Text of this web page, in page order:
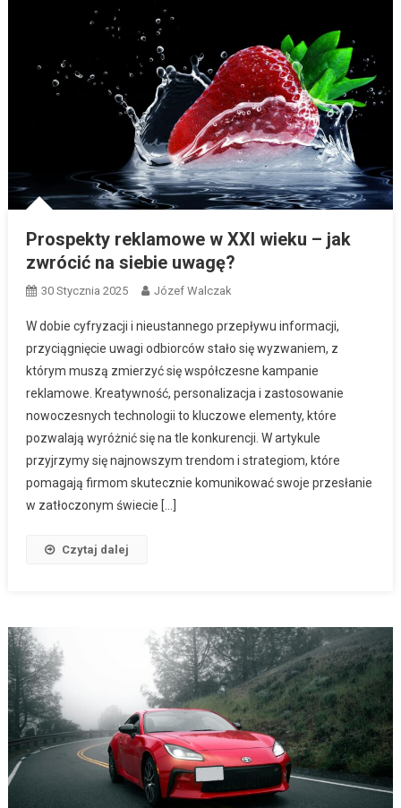
Prospekty reklamowe w XXI wieku – jak
zwrócić na siebie uwagę?
30 Stycznia 2025 Józef Walczak
W dobie cyfryzacji i nieustannego przepływu informacji,
przyciągnięcie uwagi odbiorców stało się wyzwaniem, z
którym muszą zmierzyć się współczesne kampanie
reklamowe. Kreatywność, personalizacja i zastosowanie
nowoczesnych technologii to kluczowe elementy, które
pozwalają wyróżnić się na tle konkurencji. W artykule
przyjrzymy się najnowszym trendom i strategiom, które
pomagają firmom skutecznie komunikować swoje przesłanie
w zatłoczonym świecie […]
Czytaj dalej